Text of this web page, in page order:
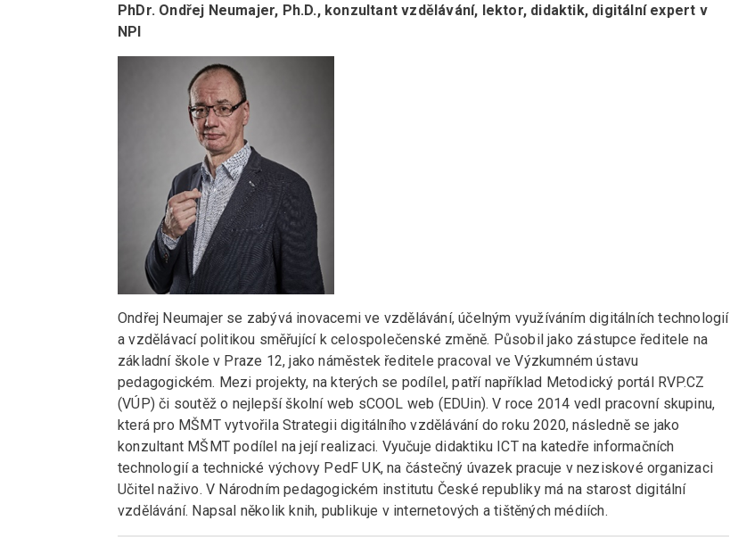
PhDr. Ondřej Neumajer, Ph.D., konzultant vzdělávání, lektor, didaktik, digitální expert v
NPI
Ondřej Neumajer se zabývá inovacemi ve vzdělávání, účelným využíváním digitálních technologií
a vzdělávací politikou směřující k celospolečenské změně. Působil jako zástupce ředitele na
základní škole v Praze 12, jako náměstek ředitele pracoval ve Výzkumném ústavu
pedagogickém. Mezi projekty, na kterých se podílel, patří například Metodický portál RVP.CZ
(VÚP) či soutěž o nejlepší školní web sCOOL web (EDUin). V roce 2014 vedl pracovní skupinu,
která pro MŠMT vytvořila Strategii digitálního vzdělávání do roku 2020, následně se jako
konzultant MŠMT podílel na její realizaci. Vyučuje didaktiku ICT na katedře informačních
technologií a technické výchovy PedF UK, na částečný úvazek pracuje v neziskové organizaci
Učitel naživo. V Národním pedagogickém institutu České republiky má na starost digitální
vzdělávání. Napsal několik knih, publikuje v internetových a tištěných médiích.